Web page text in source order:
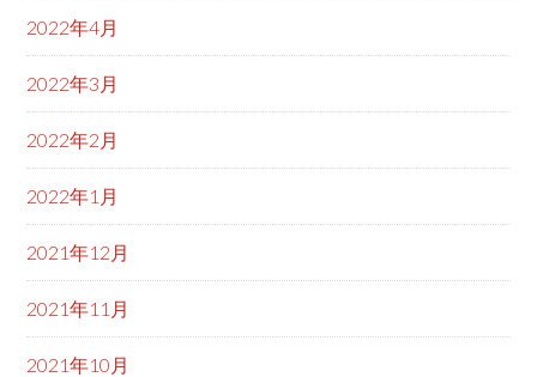
2022年4月
2022年3月
2022年2月
2022年1月
2021年12月
2021年11月
2021年10月